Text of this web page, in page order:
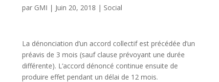
par GMI | Juin 20, 2018 | Social
La dénonciation d’un accord collectif est précédée d’un
préavis de 3 mois (sauf clause prévoyant une durée
différente). L’accord dénoncé continue ensuite de
produire effet pendant un délai de 12 mois.